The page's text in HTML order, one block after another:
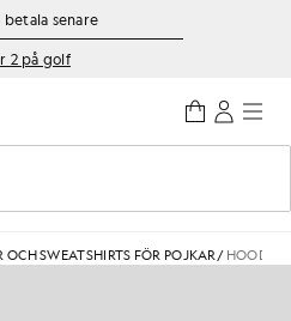
betala senare
2 på golf
sökning
OCH SWEATSHIRTS FÖR POJKAR/ HOODIE I